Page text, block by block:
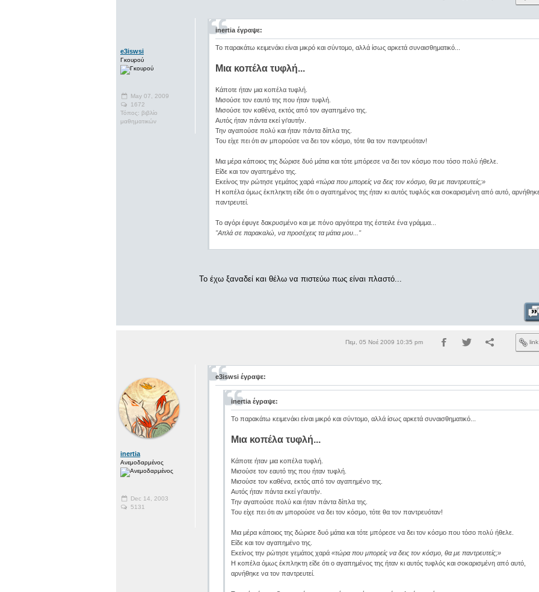
e3iswsi
Γκουρού
May 07, 2009
1672
Τόπος: βιβλίο
μαθηματικών
inertia έγραψε:
Το παρακάτω κειμενάκι είναι μικρό και σύντομο, αλλά ίσως αρκετά συναισθηματικό...
Μια κοπέλα τυφλή...
Κάποτε ήταν μια κοπέλα τυφλή.
Μισούσε τον εαυτό της που ήταν τυφλή.
Μισούσε τον καθένα, εκτός από τον αγαπημένο της.
Αυτός ήταν πάντα εκεί γι'αυτήν.
Την αγαπούσε πολύ και ήταν πάντα δίπλα της.
Του είχε πει ότι αν μπορούσε να δει τον κόσμο, τότε θα τον παντρευόταν!
Μια μέρα κάποιος της δώρισε δυό μάτια και τότε μπόρεσε να δει τον κόσμο που τόσο πολύ ήθελε.
Είδε και τον αγαπημένο της.
Εκείνος την ρώτησε γεμάτος χαρά «τώρα που μπορείς να δεις τον κόσμο, θα με παντρευτείς;»
Η κοπέλα όμως έκπληκτη είδε ότι ο αγαπημένος της ήταν κι αυτός τυφλός και σοκαρισμένη από αυτό,
παντρευτεί.
Το αγόρι έφυγε δακρυσμένο και με πόνο αργότερα της έστειλε ένα γράμμα...
''Απλά σε παρακαλώ, να προσέχεις τα μάτια μου...''
Το έχω ξαναδεί και θέλω να πιστεύω πως είναι πλαστό...
Πεμ, 05 Νοέ 2009 10:35 pm
inertia
Ανεμοδαρμένος
Dec 14, 2003
5131
e3iswsi έγραψε:
inertia έγραψε:
Το παρακάτω κειμενάκι είναι μικρό και σύντομο, αλλά ίσως αρκετά συναισθηματικό...
Μια κοπέλα τυφλή...
Κάποτε ήταν μια κοπέλα τυφλή.
Μισούσε τον εαυτό της που ήταν τυφλή.
Μισούσε τον καθένα, εκτός από τον αγαπημένο της.
Αυτός ήταν πάντα εκεί γι'αυτήν.
Την αγαπούσε πολύ και ήταν πάντα δίπλα της.
Του είχε πει ότι αν μπορούσε να δει τον κόσμο, τότε θα τον παντρευόταν!
Μια μέρα κάποιος της δώρισε δυό μάτια και τότε μπόρεσε να δει τον κόσμο που τόσο πολύ ήθελε.
Είδε και τον αγαπημένο της.
Εκείνος την ρώτησε γεμάτος χαρά «τώρα που μπορείς να δεις τον κόσμο, θα με παντρευτείς;»
Η κοπέλα όμως έκπληκτη είδε ότι ο αγαπημένος της ήταν κι αυτός τυφλός και σοκαρισμένη από αυτό,
αρνήθηκε να τον παντρευτεί.